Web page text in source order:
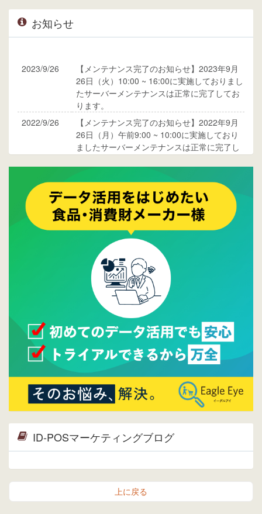
お知らせ
2023/9/26
【メンテナンス完了のお知らせ】2023年9月
26日（火）10:00 ~ 16:00に実施しておりまし
たサーバーメンテナンスは正常に完了してお
ります。
2022/9/26
【メンテナンス完了のお知らせ】2022年9月
26日（月）午前9:00 ~ 10:00に実施しており
ましたサーバーメンテナンスは正常に完了し
ご覧ください。
2015/10/19
ウレコンのサイト機能を大幅バージョンアッ
プ。詳細はこちら。⇒告知ページへ
ウレコンが機能拡充し、サイトリニューアル
しました。⇒
ウレコンFacebook
Facebookページを開設しました。詳細は
ら。
ウレコンサイトリリースしました。
ID-POSマーケティングブログ
上に戻る